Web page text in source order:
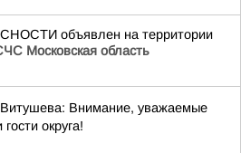
объявлен на территории
Московская область
Внимание, уважаемые
округа!